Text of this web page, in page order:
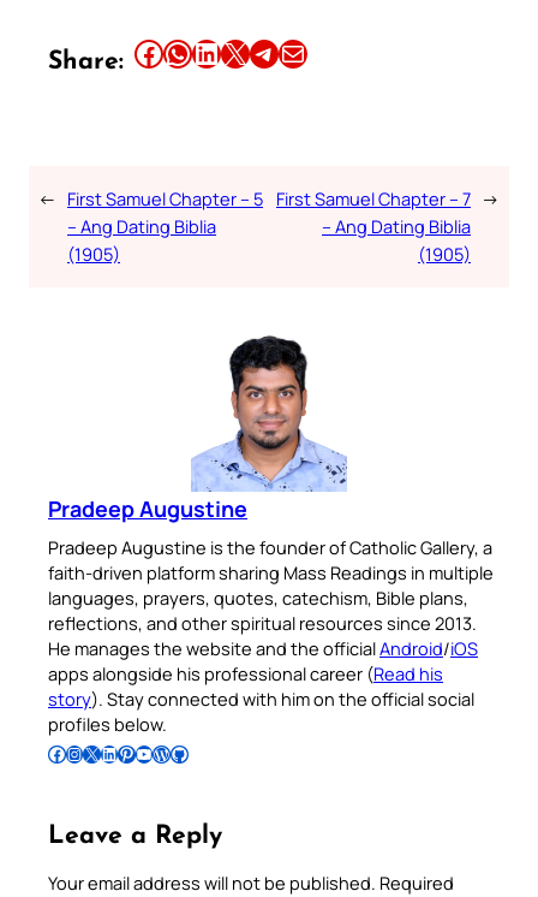
Share: Share this article on Facebook Share this article on WhatsApp Share this article on LinkedIn Share this article on X Share this article on TelegramEmail this Article
← First Samuel Chapter – 5
– Ang Dating Biblia
(1905)
First Samuel Chapter – 7
– Ang Dating Biblia
(1905)
→
Pradeep Augustine
Pradeep Augustine is the founder of Catholic Gallery, a
faith-driven platform sharing Mass Readings in multiple
languages, prayers, quotes, catechism, Bible plans,
reflections, and other spiritual resources since 2013.
He manages the website and the officialAndroid/iOS
apps alongside his professional career (Read his
story). Stay connected with him on the official social
profiles below.
Follow Pradeep on Facebook Follow Pradeep on InstagramFollow Pradeep on X Follow Pradeep on LinkedIn Follow Pradeep on Pinterest Subscribe to Pradeep’s Youtube Channel Follow Pradeep on WordPress Follow Pradeep on GitHub
Leave a Reply
Your email address will not be published. Required